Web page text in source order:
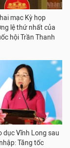
mạc Kỳ họp
lệ thứ nhất của
hội Trần Thanh
dục Vĩnh Long sau
Tăng tốc